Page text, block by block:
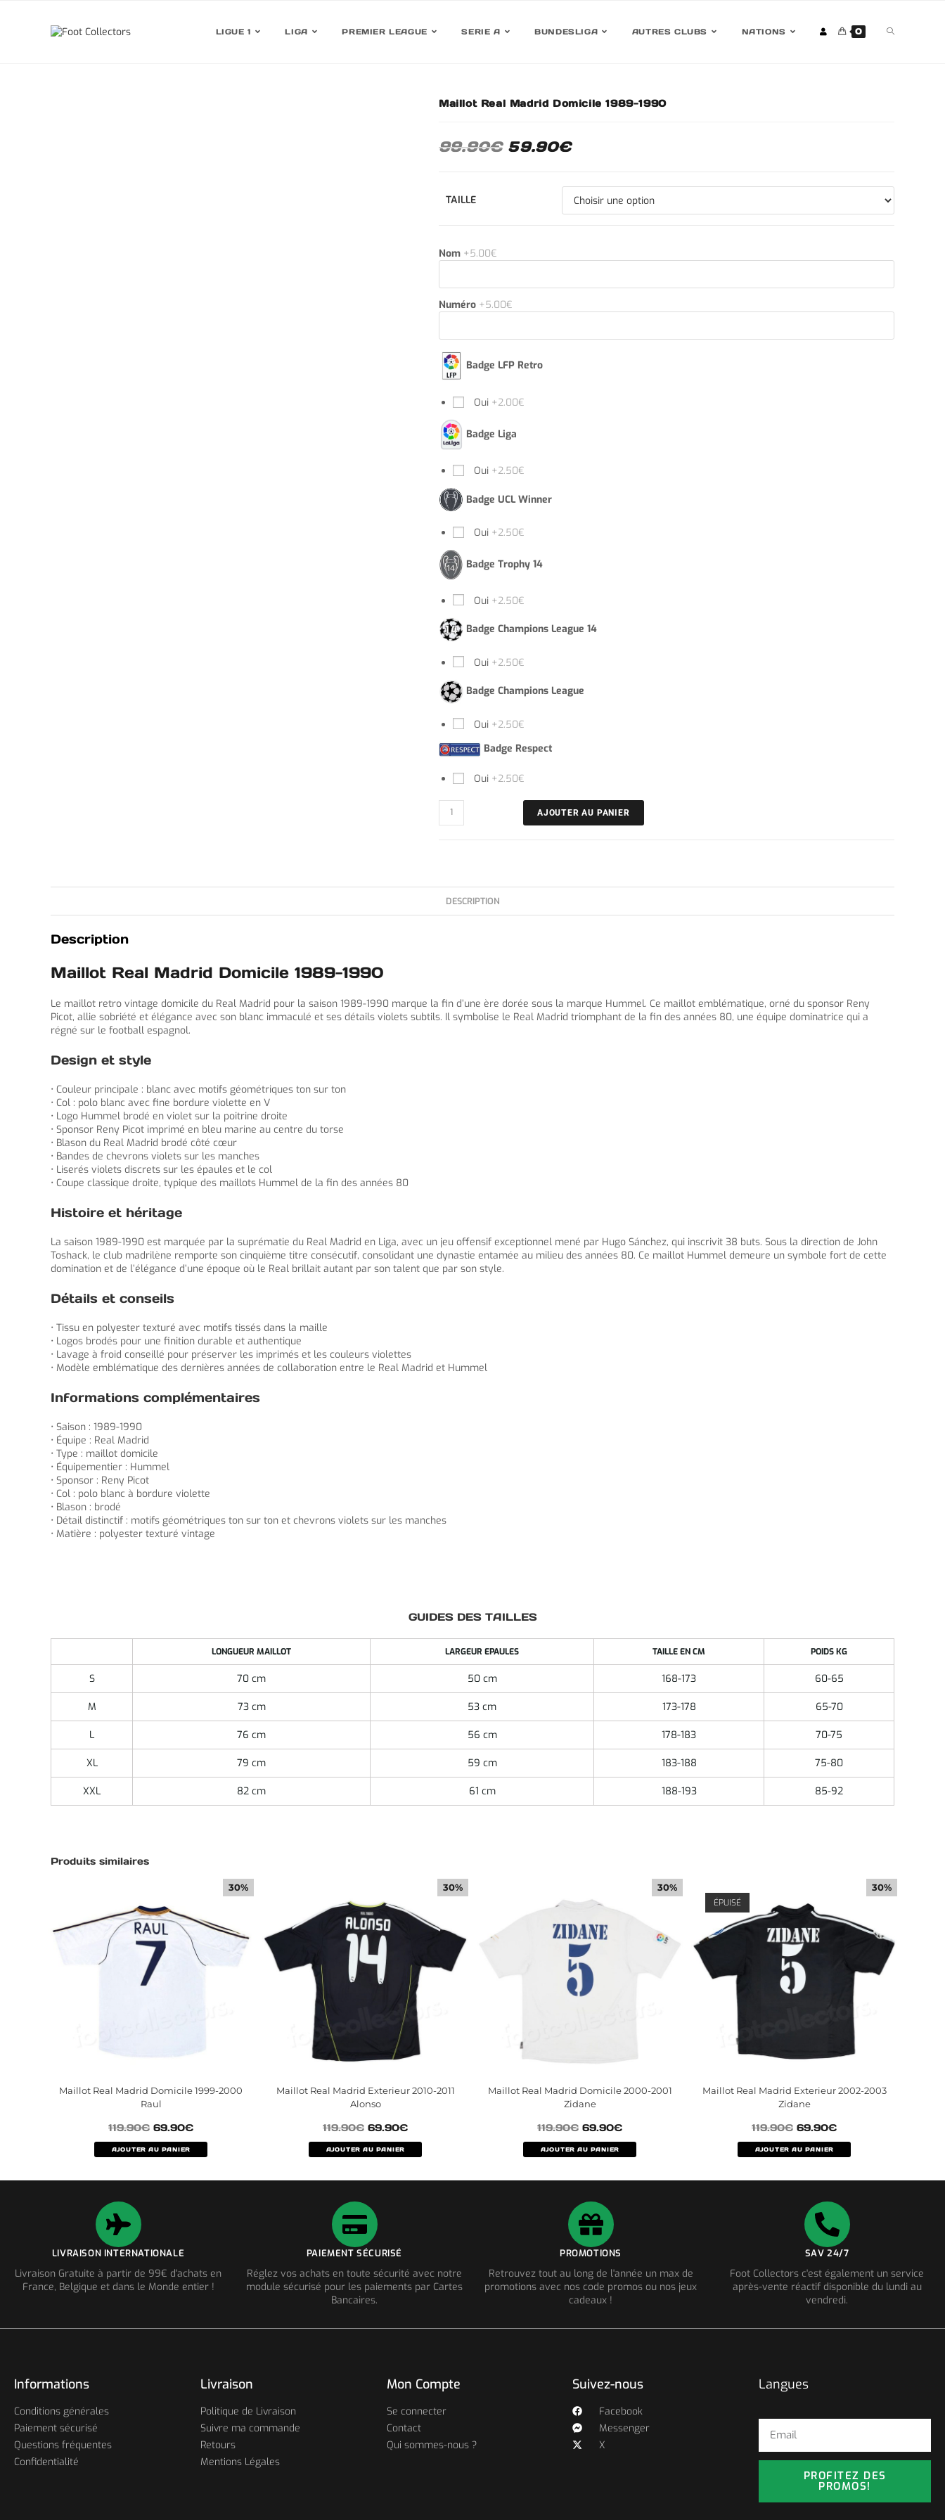
LIGUE 1 LIGA PREMIER LEAGUE SERIE A BUNDESLIGA AUTRES CLUBS NATIONS 0
Maillot Real Madrid Domicile 1989-1990
99.90€ 59.90€
TAILLE
Nom +5.00€
Numéro +5.00€
Badge LFP Retro
Oui +2.00€
Badge Liga
Oui +2.50€
Badge UCL Winner
Oui +2.50€
Badge Trophy 14
Oui +2.50€
Badge Champions League 14
Oui +2.50€
Badge Champions League
Oui +2.50€
Badge Respect
Oui +2.50€
AJOUTER AU PANIER
DESCRIPTION
Description
Maillot Real Madrid Domicile 1989-1990
Le maillot retro vintage domicile du Real Madrid pour la saison 1989-1990 marque la fin d’une ère dorée sous la marque Hummel. Ce maillot emblématique, orné du sponsor Reny
Picot, allie sobriété et élégance avec son blanc immaculé et ses détails violets subtils. Il symbolise le Real Madrid triomphant de la fin des années 80, une équipe dominatrice qui a
régné sur le football espagnol.
Design et style
• Couleur principale : blanc avec motifs géométriques ton sur ton
• Col : polo blanc avec fine bordure violette en V
• Logo Hummel brodé en violet sur la poitrine droite
• Sponsor Reny Picot imprimé en bleu marine au centre du torse
• Blason du Real Madrid brodé côté cœur
• Bandes de chevrons violets sur les manches
• Liserés violets discrets sur les épaules et le col
• Coupe classique droite, typique des maillots Hummel de la fin des années 80
Histoire et héritage
La saison 1989-1990 est marquée par la suprématie du Real Madrid en Liga, avec un jeu offensif exceptionnel mené par Hugo Sánchez, qui inscrivit 38 buts. Sous la direction de John
Toshack, le club madrilène remporte son cinquième titre consécutif, consolidant une dynastie entamée au milieu des années 80. Ce maillot Hummel demeure un symbole fort de cette
domination et de l’élégance d’une époque où le Real brillait autant par son talent que par son style.
Détails et conseils
• Tissu en polyester texturé avec motifs tissés dans la maille
• Logos brodés pour une finition durable et authentique
• Lavage à froid conseillé pour préserver les imprimés et les couleurs violettes
• Modèle emblématique des dernières années de collaboration entre le Real Madrid et Hummel
Informations complémentaires
• Saison : 1989-1990
• Équipe : Real Madrid
• Type : maillot domicile
• Équipementier : Hummel
• Sponsor : Reny Picot
• Col : polo blanc à bordure violette
• Blason : brodé
• Détail distinctif : motifs géométriques ton sur ton et chevrons violets sur les manches
• Matière : polyester texturé vintage
GUIDES DES TAILLES
LONGUEUR MAILLOT LARGEUR EPAULES TAILLE EN CM POIDS KG
S 70 cm 50 cm 168-173 60-65
M 73 cm 53 cm 173-178 65-70
L 76 cm 56 cm 178-183 70-75
XL 79 cm 59 cm 183-188 75-80
XXL 82 cm 61 cm 188-193 85-92
Produits similaires
30%
Maillot Real Madrid Domicile 1999-2000
Raul
119.90€ 69.90€
AJOUTER AU PANIER
30%
Maillot Real Madrid Exterieur 2010-2011
Alonso
119.90€ 69.90€
AJOUTER AU PANIER
30%
Maillot Real Madrid Domicile 2000-2001
Zidane
119.90€ 69.90€
AJOUTER AU PANIER
30%
ÉPUISÉ
Maillot Real Madrid Exterieur 2002-2003
Zidane
119.90€ 69.90€
AJOUTER AU PANIER
LIVRAISON INTERNATIONALE
Livraison Gratuite à partir de 99€ d'achats en
France, Belgique et dans le Monde entier !
PAIEMENT SÉCURISÉ
Réglez vos achats en toute sécurité avec notre
module sécurisé pour les paiements par Cartes
Bancaires.
PROMOTIONS
Retrouvez tout au long de l'année un max de
promotions avec nos code promos ou nos jeux
cadeaux !
SAV 24/7
Foot Collectors c'est également un service
après-vente réactif disponible du lundi au
vendredi.
Informations
Conditions générales
Paiement sécurisé
Questions fréquentes
Confidentialité
Livraison
Politique de Livraison
Suivre ma commande
Retours
Mentions Légales
Mon Compte
Se connecter
Contact
Qui sommes-nous ?
Suivez-nous
Facebook
Messenger
X
Langues
PROFITEZ DES
PROMOS!